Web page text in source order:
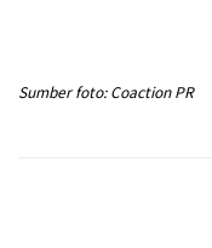
Sumber foto: Coaction PR